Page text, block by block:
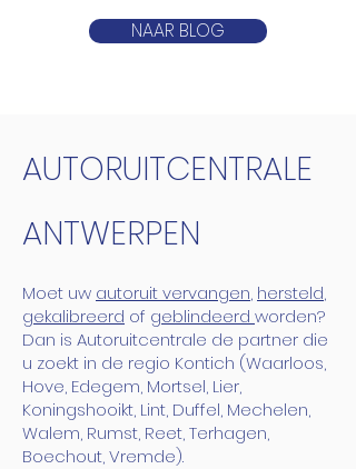
NAAR BLOG
AUTORUITCENTRALE
ANTWERPEN
Moet uw autoruit vervangen, hersteld,
gekalibreerd of geblindeerd worden?
Dan is Autoruitcentrale de partner die
u zoekt in de regio Kontich (Waarloos,
Hove, Edegem, Mortsel, Lier,
Koningshooikt, Lint, Duffel, Mechelen,
Walem, Rumst, Reet, Terhagen,
Boechout, Vremde).